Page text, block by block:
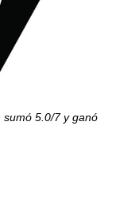
5.0/7 y ganó